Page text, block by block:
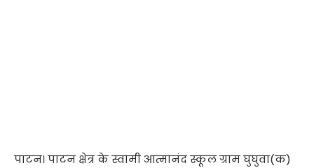
पाटन। पाटन क्षेत्र के स्वामी आत्मानंद स्कूल ग्राम घुघुवा(क)